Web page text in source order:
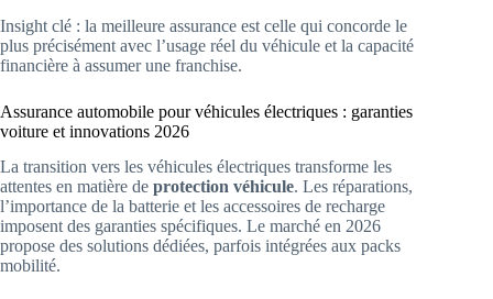
Insight clé : la meilleure assurance est celle qui concorde le
plus précisément avec l’usage réel du véhicule et la capacité
financière à assumer une franchise.
Assurance automobile pour véhicules électriques : garanties
voiture et innovations 2026
La transition vers les véhicules électriques transforme les
attentes en matière de protection véhicule. Les réparations,
l’importance de la batterie et les accessoires de recharge
imposent des garanties spécifiques. Le marché en 2026
propose des solutions dédiées, parfois intégrées aux packs
mobilité.